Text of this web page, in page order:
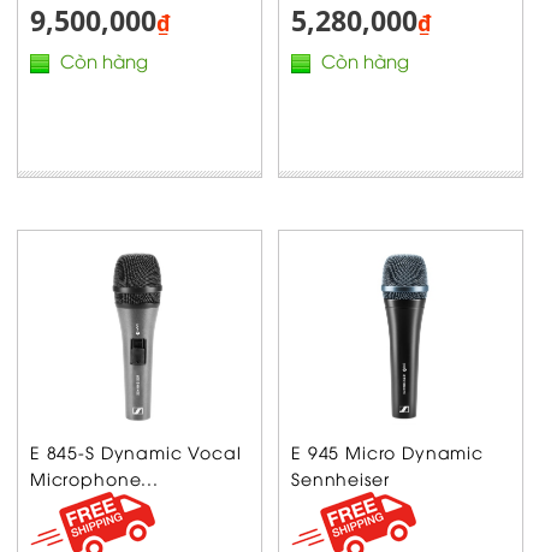
9,500,000₫
Còn hàng
5,280,000₫
Còn hàng
E 845-S Dynamic Vocal
Microphone...
E 945 Micro Dynamic
Sennheiser